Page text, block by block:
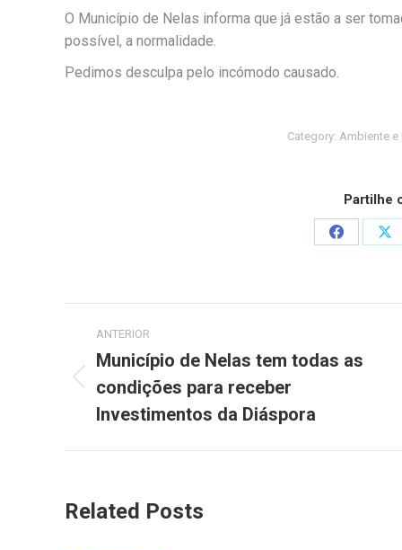
O Município de Nelas informa que já estão a ser
possível, a normalidade.
Pedimos desculpa pelo incómodo causado.
Category: Ambiente e
Partilhe
Share
Post
navigation
ANTERIOR
Previous
post:
Município de Nelas tem todas as
condições para receber
Investimentos da Diáspora
Related Posts